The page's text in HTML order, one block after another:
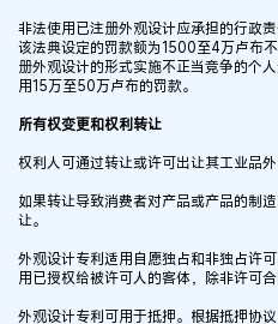
非法使用已注册外观设计应承担的行政
该法典设定的罚款额为1500至4万卢布
册外观设计的形式实施不正当竞争的个
用15万至50万卢布的罚款。
所有权变更和权利转让
权利人可通过转让或许可出让其工业品外
如果转让导致消费者对产品或产品的制
让。
外观设计专利适用自愿独占和非独占许
用已授权给被许可人的客体，除非许可合
外观设计专利可用于抵押。根据抵押协